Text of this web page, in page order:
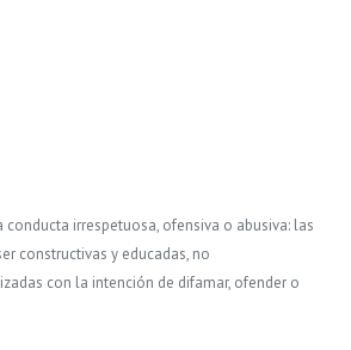
conducta irrespetuosa, ofensiva o abusiva: las
constructivas y educadas, no
con la intención de difamar, ofender o